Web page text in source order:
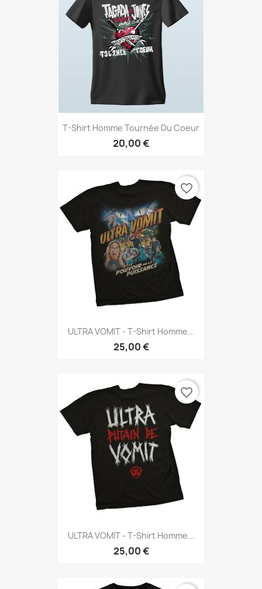
T-Shirt Homme Tournée Du Coeur
20,00 €
ULTRA VOMIT - T-Shirt Homme...
25,00 €
favorite_border
ULTRA VOMIT - T-Shirt Homme...
25,00 €
favorite_border